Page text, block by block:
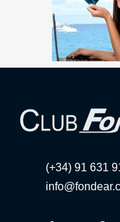
(+34) 91 631